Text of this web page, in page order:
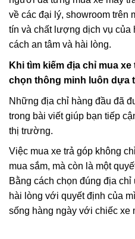
về các đại lý, showroom trên
tín và chất lượng dịch vụ của
cách an tâm và hài lòng.
Khi tìm kiếm địa chỉ mua
chọn thông minh luôn dựa
Những địa chỉ hàng đầu đã
trong bài viết giúp bạn tiếp
thị trường.
Việc mua xe trả góp không
mua sắm, mà còn là một
Bằng cách chọn đúng địa
hài lòng với quyết định của
sống hàng ngày với chiếc xe